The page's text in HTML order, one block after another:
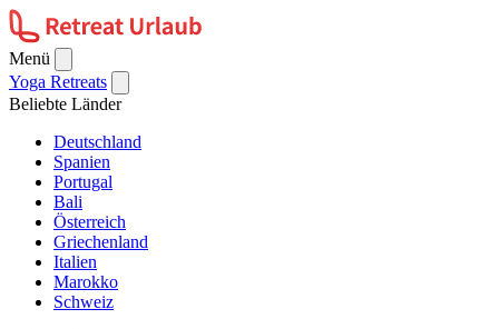
Menü
Yoga Retreats
Beliebte Länder
Deutschland
Spanien
Portugal
Bali
Österreich
Griechenland
Italien
Marokko
Schweiz